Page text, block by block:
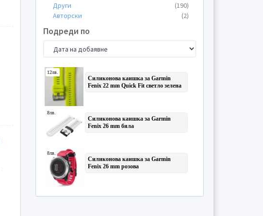
Теми
(12)
Тестове
(6)
Други
(190)
Авторски
(2)
Подреди по